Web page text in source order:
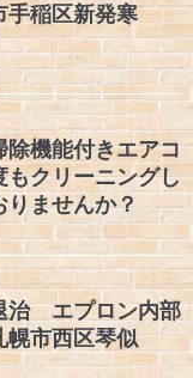
稲区新発寒
除機能付きエアコ
もクリーニングし
りませんか？
治 エプロン内部
市西区琴似